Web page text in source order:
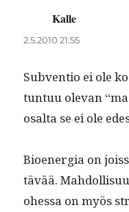
Kalle
2.5.2010 21:55
Sub­ven­tio ei ole
tun­tuu ole­van
osalta se ei ole
Bioen­er­gia on
tävää.
ohes­sa on myös